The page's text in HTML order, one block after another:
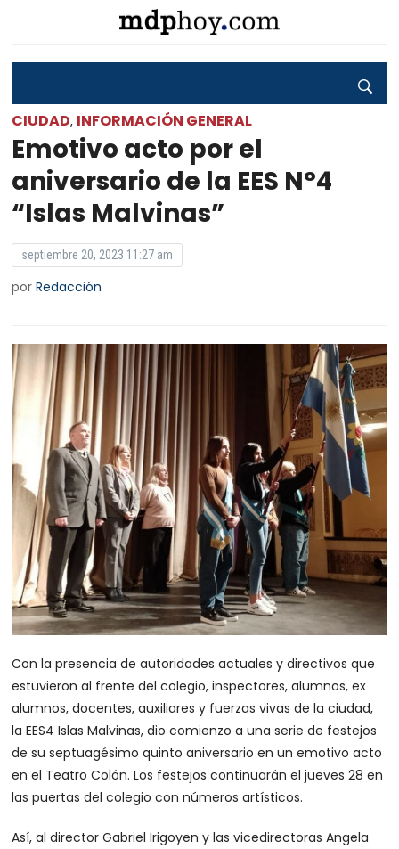
CIUDAD, INFORMACIÓN GENERAL
Emotivo acto por el
aniversario de la EES N°4
“Islas Malvinas”
septiembre 20, 2023 11:27 am
porRedacción
Con la presencia de autoridades actuales y directivos que
estuvieron al frente del colegio, inspectores, alumnos, ex
alumnos, docentes, auxiliares y fuerzas vivas de la ciudad,
la EES4 Islas Malvinas, dio comienzo a una serie de festejos
de su septuagésimo quinto aniversario en un emotivo acto
en el Teatro Colón. Los festejos continuarán el jueves 28 en
las puertas del colegio con números artísticos.
Así, al director Gabriel Irigoyen y las vicedirectoras Angela